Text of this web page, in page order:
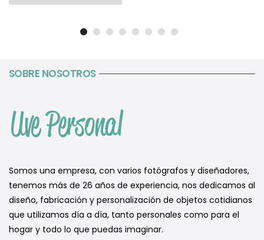
SOBRE NOSOTROS
Somos una empresa, con varios fotógrafos y diseñadores,
tenemos más de 26 años de experiencia, nos dedicamos al
diseño, fabricación y personalización de objetos cotidianos
que utilizamos día a día, tanto personales como para el
hogar y todo lo que puedas imaginar.